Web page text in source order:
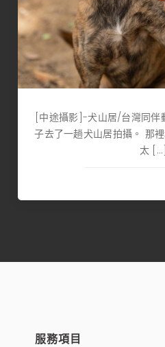
[中途攝影]-犬山居/台灣同
子去了一趟犬山居拍攝。 那
太 […]
服務項目